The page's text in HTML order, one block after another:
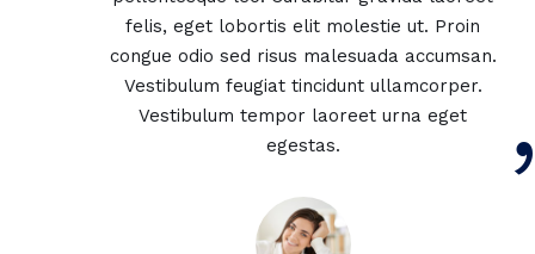
felis, eget lobortis elit molestie ut. Proin
congue odio sed risus malesuada accumsan.
Vestibulum feugiat tincidunt ullamcorper.
Vestibulum tempor laoreet urna eget
egestas.